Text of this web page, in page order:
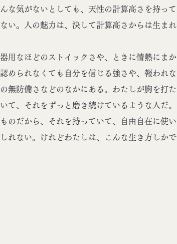
な気がないとしても、天性の計算高さを持って
い。人の魅力は、決して計算高さからは生まれ
用なほどのストイックさや、ときに情熱にまか
められなくても自分を信じる強さや、報われな
無防備さなどのなかにある。わたしが胸を打た
て、それをずっと磨き続けているような人だ。
のだから、それを持っていて、自由自在に使い
れない。けれどわたしは、こんな生き方しかで